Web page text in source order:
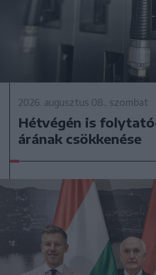
2026. augusztus 08., szombat
Hétvégén is
árának csökkenése